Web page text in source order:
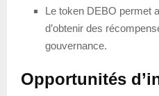
Le token DEBO permet
d’obtenir des
gouvernance.
Opportunités